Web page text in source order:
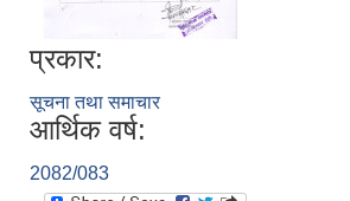
प्रकार:
सूचना तथा समाचार
आर्थिक वर्ष:
2082/083